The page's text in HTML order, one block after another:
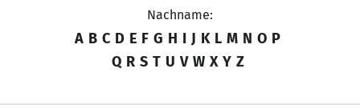
Nachname:
A B C D E F G H I J K L M N O P
Q R S T U V W X Y Z